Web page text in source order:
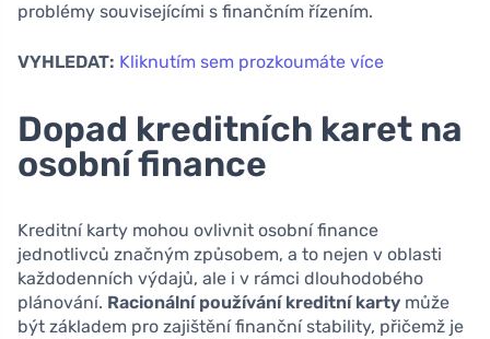
problémy souvisejícími s finančním řízením.
VYHLEDAT: Kliknutím sem prozkoumáte více
Dopad kreditních karet na
osobní finance
Kreditní karty mohou ovlivnit osobní finance
jednotlivců značným způsobem, a to nejen v oblasti
každodenních výdajů, ale i v rámci dlouhodobého
plánování. Racionální používání kreditní karty může
být základem pro zajištění finanční stability, přičemž je